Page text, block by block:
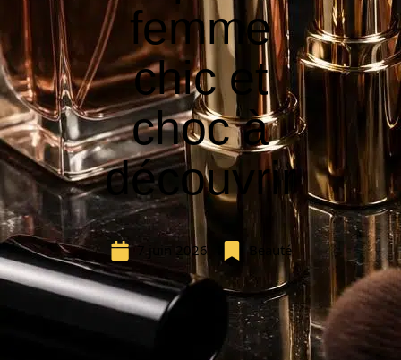
femme
chic et
choc à
découvrir
7 juin 2026 Beauté